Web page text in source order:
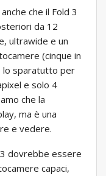
che il Fold 3
da 12
ultrawide e un
(cinque in
lo sparatutto per
e solo 4
che la
ma è una
e vedere.
dovrebbe essere
capaci,